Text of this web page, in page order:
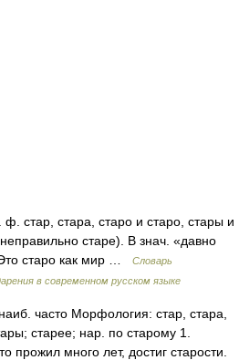
стар, стара, старо и старо, стары и
старе). В знач. «давно
старо как мир …
Словарь
в современном русском языке
часто Морфология: стар, стара,
старее; нар. по старому 1.
прожил много лет, достиг старости.